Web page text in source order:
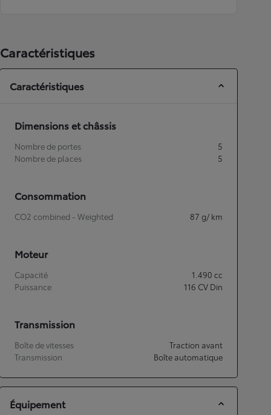
Caractéristiques
Caractéristiques
Dimensions et châssis
Nombre de portes
5
Nombre de places
5
Consommation
CO2 combined - Weighted 87 g/ km
Moteur
Capacité 1.490 cc
Puissance
116 CV Din
Transmission
Boîte de vitesses
Traction avant
Transmission
Boîte automatique
Équipement